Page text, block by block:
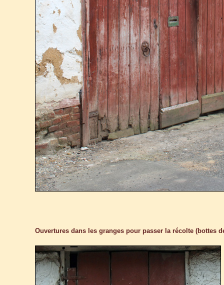
Ouvertures dans les granges pour passer la récolte (bottes